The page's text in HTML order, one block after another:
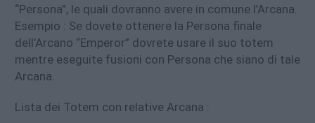
“Persona”, le quali dovranno avere in comune l’Arcana.
Esempio : Se dovete ottenere la Persona finale
dell’Arcano “Emperor” dovrete usare il suo totem
mentre eseguite fusioni con Persona che siano di tale
Arcana.
Lista dei Totem con relative Arcana :